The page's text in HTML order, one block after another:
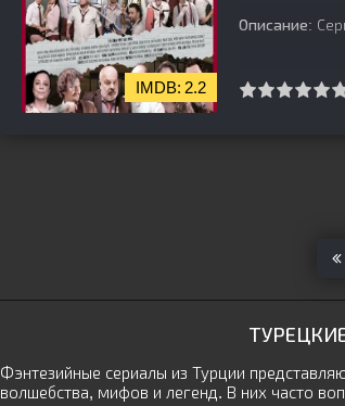
Фэнтезийные сериалы из Турции
волшебства, мифов и легенд. В них часто
2.2
Описание: